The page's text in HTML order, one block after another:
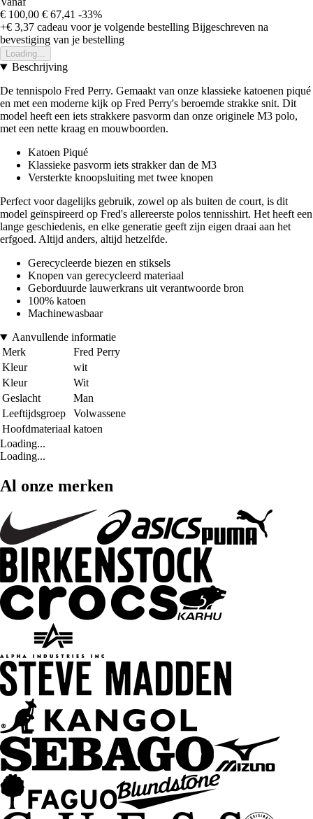
€ 100,00 € 67,41 -33%
+€ 3,37 cadeau voor je volgende bestelling Bijgeschreven na
bevestiging van je bestelling
Loading...
Beschrijving
De tennispolo Fred Perry. Gemaakt van onze klassieke katoenen piqué
en met een moderne kijk op Fred Perry's beroemde strakke snit. Dit
model heeft een iets strakkere pasvorm dan onze originele M3 polo,
met een nette kraag en mouwboorden.
Katoen Piqué
Klassieke pasvorm iets strakker dan de M3
Versterkte knoopsluiting met twee knopen
Perfect voor dagelijks gebruik, zowel op als buiten de court, is dit
model geïnspireerd op Fred's allereerste polos tennisshirt. Het heeft een
lange geschiedenis, en elke generatie geeft zijn eigen draai aan het
erfgoed. Altijd anders, altijd hetzelfde.
Gerecycleerde biezen en stiksels
Knopen van gerecycleerd materiaal
Geborduurde lauwerkrans uit verantwoorde bron
100% katoen
Machinewasbaar
Aanvullende informatie
Merk
Fred Perry
Kleur
wit
Kleur
Wit
Geslacht
Man
Leeftijdsgroep
Volwassene
Hoofdmateriaal katoen
Loading...
Loading...
Al onze merken